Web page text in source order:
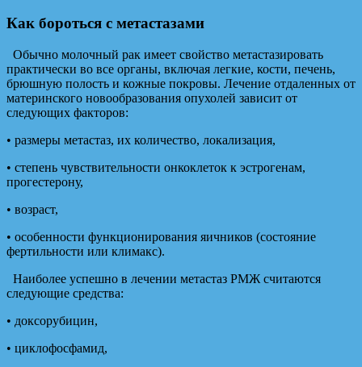
Как бороться с метастазами
Обычно молочный рак имеет свойство метастазировать
практически во все органы, включая легкие, кости, печень,
брюшную полость и кожные покровы. Лечение отдаленных от
материнского новообразования опухолей зависит от
следующих факторов:
• размеры метастаз, их количество, локализация,
• степень чувствительности онкоклеток к эстрогенам,
прогестерону,
• возраст,
• особенности функционирования яичников (состояние
фертильности или климакс).
Наиболее успешно в лечении метастаз РМЖ считаются
следующие средства:
• доксорубицин,
• циклофосфамид,